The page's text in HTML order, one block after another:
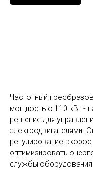
Частотный
мощностью 110 кВт -
решение для
электродвигателями.
регулирование
оптимизировать
службы оборудования.